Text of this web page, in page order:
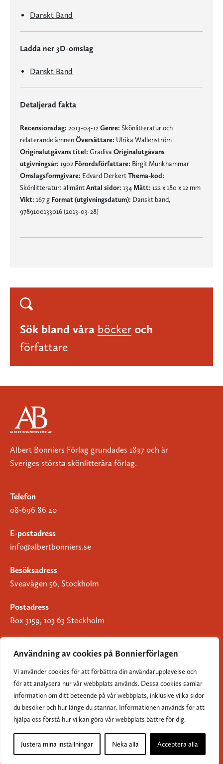
Användning av cookies på Bonnierförlagen
Vi använder cookies för att förbättra din användarupplevelse och
för att analysera hur vår webbplats används. Dessa cookies samlar
information om ditt beteende på vår webbplats, inklusive vilka sidor
du besöker och hur länge du stannar. Informationen används för att
hjälpa oss förstå hur vi kan göra vår webbplats bättre för dig.
Justera mina inställningar Neka alla Acceptera alla
Danskt Band
Ladda ner 3D-omslag
Danskt Band
Detaljerad fakta
Recensionsdag: 2013-04-12 Genre: Skönlitteratur och
relaterande ämnenÖversättare: Ulrika Wallenström
Originalutgåvans titel: Gradiva Originalutgåvans
utgivningsår: 1902 Förordsförfattare: Birgit Munkhammar
Omslagsformgivare: Edvard DerkertThema-kod:
Skönlitteratur: allmäntAntal sidor: 134 Mått: 122 x 180 x 12 mm
Vikt: 167 g Format (utgivningsdatum): Danskt band,
9789100133016 (2013-03-28)
Sök bland våra böcker och
författare
Albert Bonniers Förlag grundades 1837 och är
Sveriges största skönlitterära förlag.
Telefon
08-696 86 20
E-postadress
info@albertbonniers.se
Besöksadress
Sveavägen 56, Stockholm
Postadress
Box 3159, 103 63 Stockholm
Om Bonnierförlagen
Cookies
Integritetspolicy